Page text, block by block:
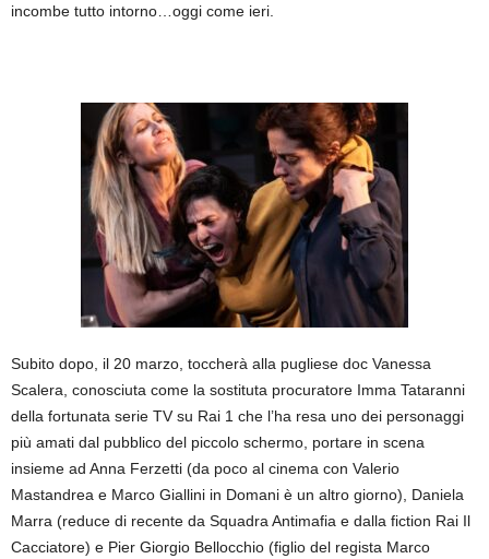
incombe tutto intorno…oggi come ieri.
Subito dopo, il 20 marzo, toccherà alla pugliese doc Vanessa
Scalera, conosciuta come la sostituta procuratore Imma Tataranni
della fortunata serie TV su Rai 1 che l’ha resa uno dei personaggi
più amati dal pubblico del piccolo schermo, portare in scena
insieme ad Anna Ferzetti (da poco al cinema con Valerio
Mastandrea e Marco Giallini in Domani è un altro giorno), Daniela
Marra (reduce di recente da Squadra Antimafia e dalla fiction Rai Il
Cacciatore) e Pier Giorgio Bellocchio (figlio del regista Marco